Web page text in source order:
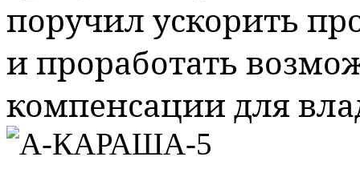
поручил ускорить
и проработать
компенсации для